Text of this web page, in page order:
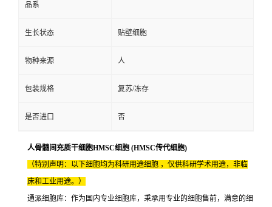
品系
生长状态 贴壁细胞
物种来源 人
包装规格 复苏/冻存
是否进口 否
人骨髓间充质干细胞HMSC细胞 (HMSC传代细胞)
（特别声明：以下细胞均为科研用途细胞 ，仅供科研学术用途，非临
床和工业用途。）
通派细胞库：作为国内专业细胞库，秉承用专业的细胞售前，满意的细